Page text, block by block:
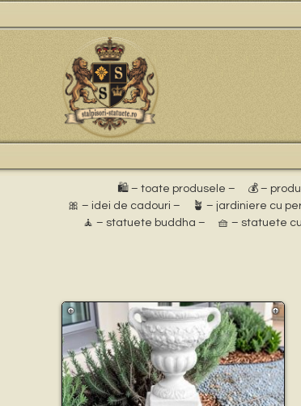
🛍️ – toate produsele – 💰 –
🎀 – idei de cadouri –
🪴 – jardiniere cu
🧘 – statuete buddha –
🧺 – statuete